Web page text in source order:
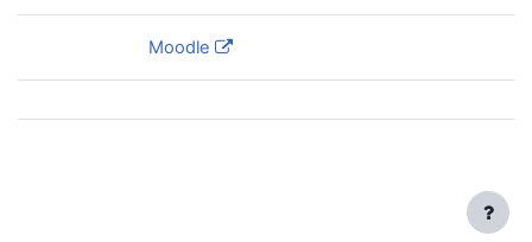
Moodle